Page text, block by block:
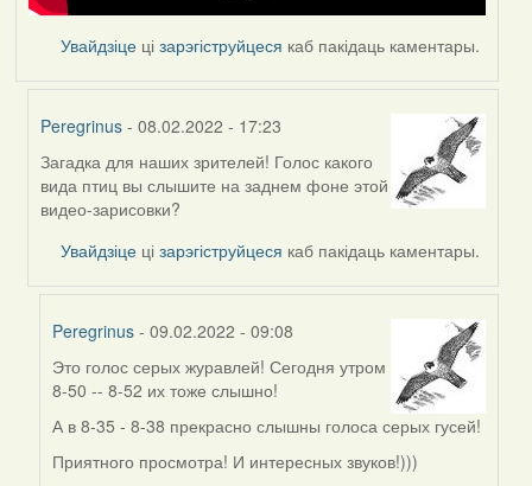
Увайдзіце цізарэгіструйцеся каб пакідаць каментары.
Peregrinus - 08.02.2022 - 17:23
In
reply
to
Feather
Загадка для наших зрителей! Голос какого
вида птиц вы слышите на заднем фоне этой
видео-зарисовки?
Увайдзіце цізарэгіструйцеся каб пакідаць каментары.
Peregrinus - 09.02.2022 - 09:08
In
reply
to
Peregrinus
Это голос серых журавлей! Сегодня утром
8-50 -- 8-52 их тоже слышно!
А в 8-35 - 8-38 прекрасно слышны голоса серых гусей!
Приятного просмотра! И интересных звуков!)))